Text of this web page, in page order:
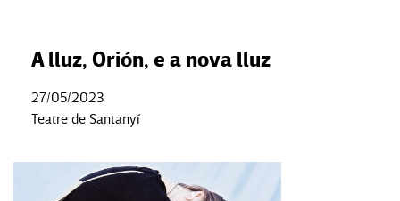
A lluz, Orión, e a nova lluz
27/05/2023
Teatre de Santanyí